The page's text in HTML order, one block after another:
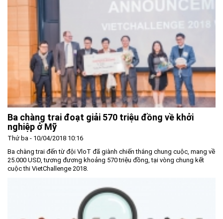
Ba chàng trai đoạt giải 570 triệu đồng về khởi
nghiệp ở Mỹ
Thứ ba - 10/04/2018 10:16
Ba chàng trai đến từ đội VloT đã giành chiến thắng chung cuộc, mang về
25.000 USD, tương đương khoảng 570 triệu đồng, tại vòng chung kết
cuộc thi VietChallenge 2018.